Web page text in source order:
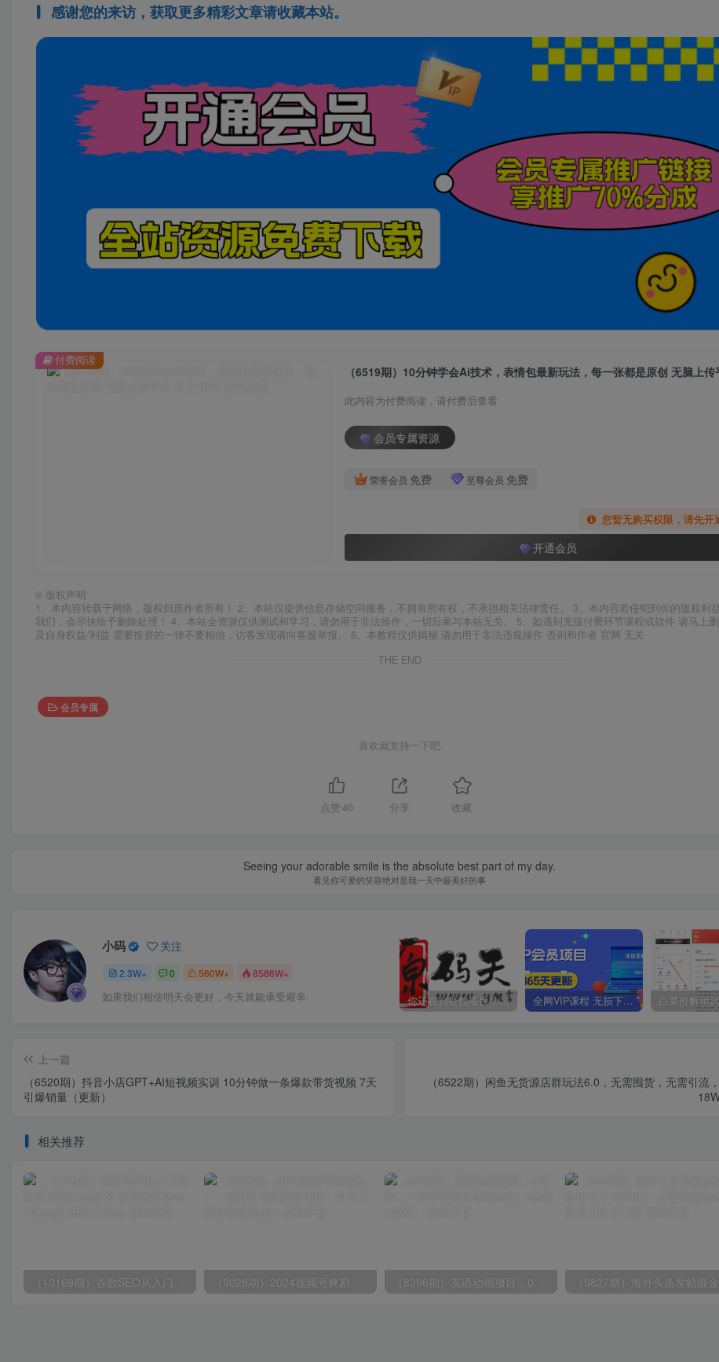
感谢您的来访，获取更多精彩文章请收藏本站。
此内容为付费阅读，请付费后查看
会员专属资源
荣誉会员 免费 至尊会员 免费
您暂无购买权限，请先开
开通会员
付费阅读
© 版权声明
1、本内容转载于网络，版权归原作者所有！ 2、本站仅提供信息存储空间服务，不拥有所有权，不承担相关法律责任。 3、本内容若侵犯到你的版权利
我们，会尽快给予删除处理！ 4、本站全资源仅供测试和学习，请勿用于非法操作，一切后果与本站无关。 5、如遇到充值付费环节课程或软件 请马上
及自身权益/利益 需要投资的一律不要相信，访客发现请向客服举报。 6、本教程仅供揭秘 请勿用于非法违规操作 否则和作者 官网 无关
THE END
会员专属
喜欢就支持一下吧
点赞 40 分享 收藏
Seeing your adorable smile is the absolute best part of my day.
看见你可爱的笑容绝对是我一天中最美好的事
小码 关注
2.3W+ 0 560W+ 8586W+
如果我们相信明天会更好，今天就能承受艰辛 你还在到处找项目？还在当韭菜？我靠卖项目一个月收入5万+，曾经我也是个失败者。 全网VIP课程 无损下载~
上一篇
（6520期）抖音小店GPT+AI短视频实训 10分钟做一条爆款带货视频 7天
引爆销量（更新）
（6522期）闲鱼无货源店群玩法6.0，无需囤货，无需引流
相关推荐
（10169期）谷歌SEO从入门到精通 带你打造排名 清晰的独立站+Google SEO工作流 （9028期）2024视频号爽剧推广，肉眼可见的收益增长，每天几分钟收益2000+ （8396期）英语动画项目，0成本，一部手机单日变现600+（教程+素材）